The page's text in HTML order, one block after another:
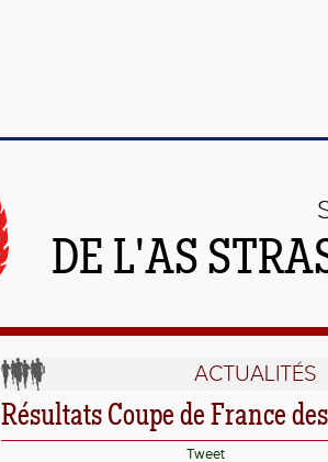
DE L'AS
ACTUALITÉS
Résultats Coupe de France
Tweet